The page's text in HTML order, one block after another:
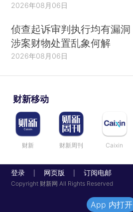
2026年08月06日
侦查起诉审判执行均有漏洞
涉案财物处置乱象何解
2026年08月06日
财新移动
财新 财新周刊 Caixin
登录 网页版 订阅电邮
Copyright 财新网 All Rights Reserved
App 内打开